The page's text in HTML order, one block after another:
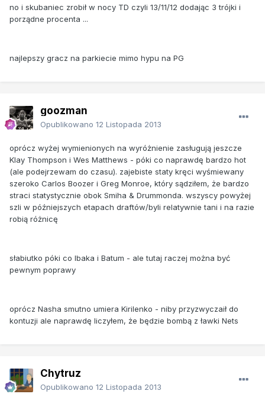
no i skubaniec zrobił w nocy TD czyli 13/11/12 dodając 3 trójki i
porządne procenta ...
najlepszy gracz na parkiecie mimo hypu na PG
goozman
Opublikowano 12 Listopada 2013
oprócz wyżej wymienionych na wyróżnienie zasługują jeszcze
Klay Thompson i Wes Matthews - póki co naprawdę bardzo hot
(ale podejrzewam do czasu). zajebiste staty kręci wyśmiewany
szeroko Carlos Boozer i Greg Monroe, który sądziłem, że bardzo
straci statystycznie obok Smiha & Drummonda. wszyscy powyżej
szli w późniejszych etapach draftów/byli relatywnie tani i na razie
robią różnicę
słabiutko póki co Ibaka i Batum - ale tutaj raczej można być
pewnym poprawy
oprócz Nasha smutno umiera Kirilenko - niby przyzwyczaił do
kontuzji ale naprawdę liczyłem, że będzie bombą z ławki Nets
Chytruz
Opublikowano 12 Listopada 2013